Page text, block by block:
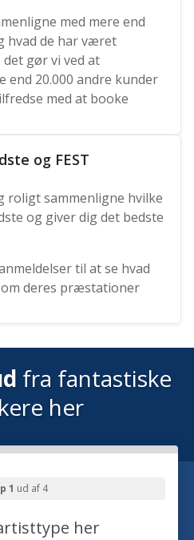
med mere end
hvad de har været
gør vi ved at
end 20.000 andre kunder
med at booke
og FEST
roligt sammenligne hvilke
og giver dig det bedste
til at se hvad
deres præstationer
fra fantastiske
her
1 ud af 4
her